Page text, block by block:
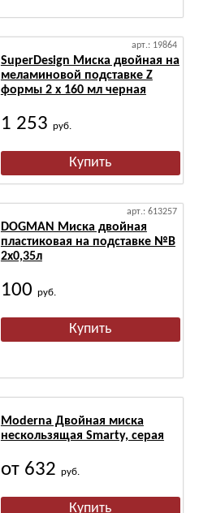
арт.: 19864
SuperDesign Миска двойная на
меламиновой подставке Z
формы 2 х 160 мл черная
1 253 руб.
арт.: 613257
DOGMAN Миска двойная
пластиковая на подставке №В
2х0,35л
100 руб.
Moderna Двойная миска
нескользящая Smarty, серая
от 632 руб.